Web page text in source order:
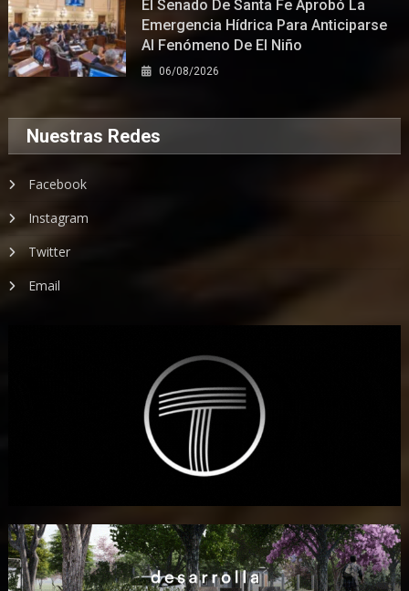
El Senado De Santa Fe Aprobó La
Emergencia Hídrica Para Anticiparse
Al Fenómeno De El Niño
06/08/2026
Nuestras Redes
Facebook
Instagram
Twitter
Email